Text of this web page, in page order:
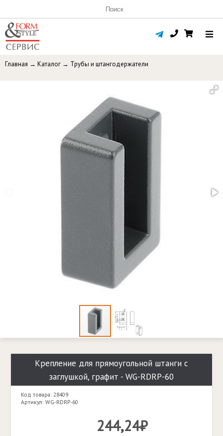
Главная → Каталог → Трубы и штангодержатели
Крепление для прямоугольной штанги с
заглушкой, графит - WG-RDRP-60
Код товара: 28409
Артикул: WG-RDRP-60
244,24₽